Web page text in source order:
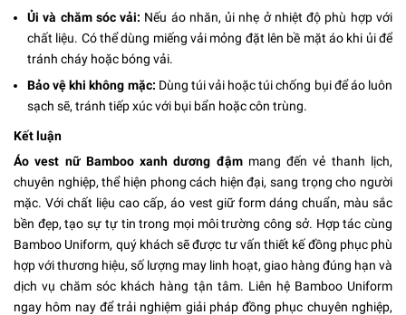
Ủi và chăm sóc vải: Nếu áo nhăn, ủi nhẹ ở nhiệt độ phù hợp với
chất liệu. Có thể dùng miếng vải mỏng đặt lên bề mặt áo khi ủi để
tránh cháy hoặc bóng vải.
Bảo vệ khi không mặc: Dùng túi vải hoặc túi chống bụi để áo luôn
sạch sẽ, tránh tiếp xúc với bụi bẩn hoặc côn trùng.
Kết luận
Áo vest nữ Bamboo xanh dương đậmmang đến vẻ thanh lịch,
chuyên nghiệp, thể hiện phong cách hiện đại, sang trọng cho người
mặc. Với chất liệu cao cấp, áo vest giữ form dáng chuẩn, màu sắc
bền đẹp, tạo sự tự tin trong mọi môi trường công sở. Hợp tác cùng
Bamboo Uniform, quý khách sẽ được tư vấn thiết kế đồng phục phù
hợp với thương hiệu, số lượng may linh hoạt, giao hàng đúng hạn và
dịch vụ chăm sóc khách hàng tận tâm. Liên hệ Bamboo Uniform
ngay hôm nay để trải nghiệm giải pháp đồng phục chuyên nghiệp,